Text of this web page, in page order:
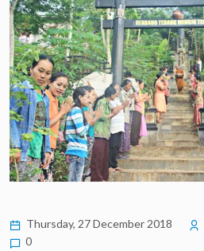
Thursday, 27 December 2018
0